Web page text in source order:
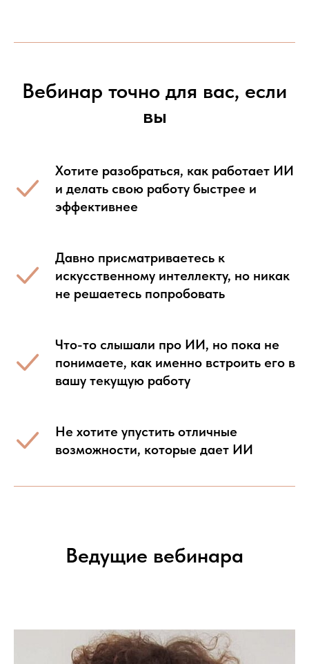
Вебинар точно для вас, если
вы
Хотите разобраться, как работает ИИ
и делать свою работу быстрее и
эффективнее
Давно присматриваетесь к
искусственному интеллекту, но никак
не решаетесь попробовать
Что-то слышали про ИИ, но пока не
понимаете, как именно встроить его в
вашу текущую работу
Не хотите упустить отличные
возможности, которые дает ИИ
Ведущие вебинара